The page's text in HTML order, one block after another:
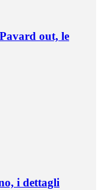
out, le
i dettagli